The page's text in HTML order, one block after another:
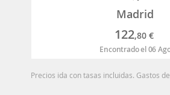
Madrid
122,80 €
Encontrado el 06
Precios ida con tasas incluidas. Gastos